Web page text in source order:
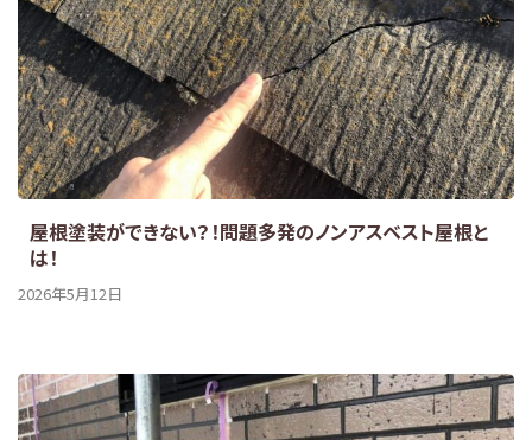
屋根塗装ができない？！問題多発のノンアスベスト屋根と
は！
2026年5月12日